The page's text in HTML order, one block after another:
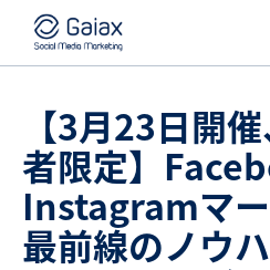
【3月23日開
者限定】
Instagramマ
最前線のノウ